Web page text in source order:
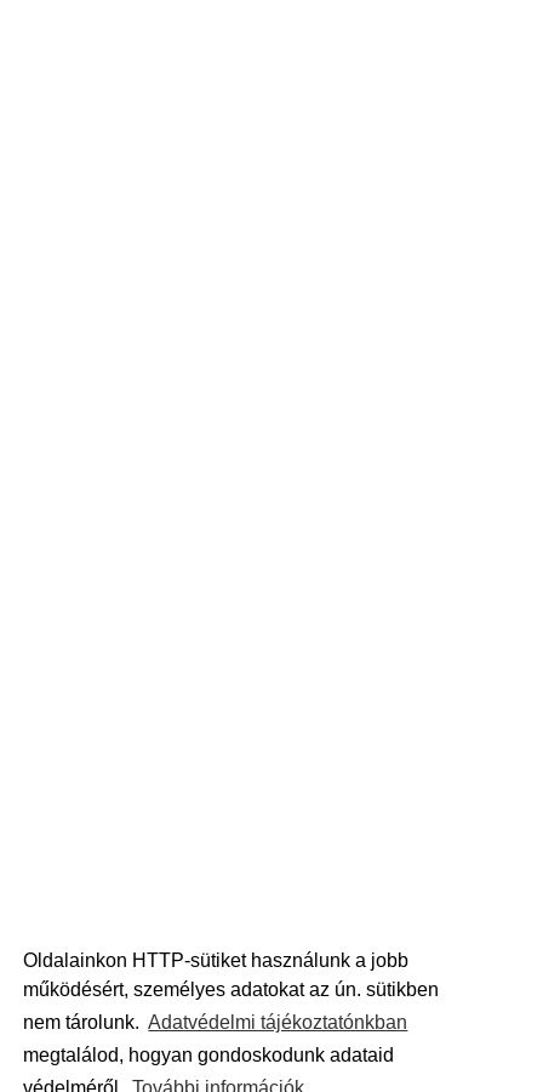
Oldalainkon HTTP-sütiket használunk a jobb
működésért, személyes adatokat az ún. sütikben
nem tárolunk. Adatvédelmi tájékoztatónkban
megtalálod, hogyan gondoskodunk adataid